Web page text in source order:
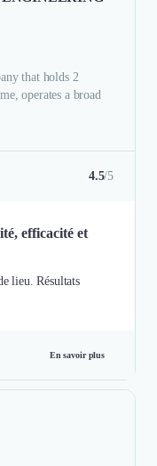
that holds 2
operates a broad
4.5/5
efficacité et
lieu. Résultats
En savoir plus